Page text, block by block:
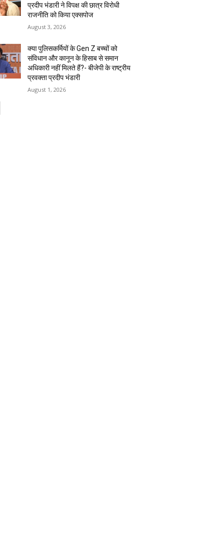
प्रदीप भंडारी ने विपक्ष की छात्र विरोधी
राजनीति को किया एक्सपोज
August 3, 2026
क्या पुलिसकर्मियों के Gen Z बच्चों को
संविधान और कानून के हिसाब से समान
अधिकारी नहीं मिलते हैं?- बीजेपी के राष्ट्रीय
प्रवक्ता प्रदीप भंडारी
August 1, 2026